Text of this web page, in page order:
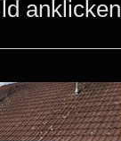
anklicken